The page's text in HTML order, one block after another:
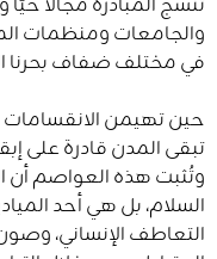
والجامعات ومنظمات
في مختلف ضفاف بحرنا
حين تهيمن الانقسامات
تبقى المدن قادرة على
وتُثبت هذه العواصم أن
السلام، بل هي أحد
التعاطف الإنساني،